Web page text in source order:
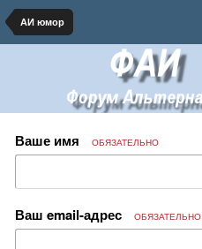
АИ юмор
Ваше имя ОБЯЗАТЕЛЬНО
Ваш email-адрес ОБЯЗАТЕЛЬНО